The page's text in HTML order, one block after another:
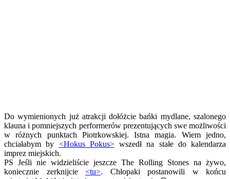
Do wymienionych już atrakcji dołóżcie bańki mydlane, szalonego
klauna i pomniejszych performerów prezentujących swe możliwości
w różnych punktach Piotrkowskiej. Istna magia. Wiem jedno,
chciałabym by <Hokus Pokus>wszedł na stałe do kalendarza
imprez miejskich.
PS Jeśli nie widzieliście jeszcze The Rolling Stones na żywo,
koniecznie zerknijcie <tu>. Chłopaki postanowili w końcu